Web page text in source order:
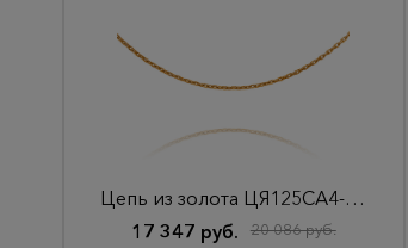
Цепь из золота ЦЯ125СА4-А51
17 347 руб.
20 086 руб.